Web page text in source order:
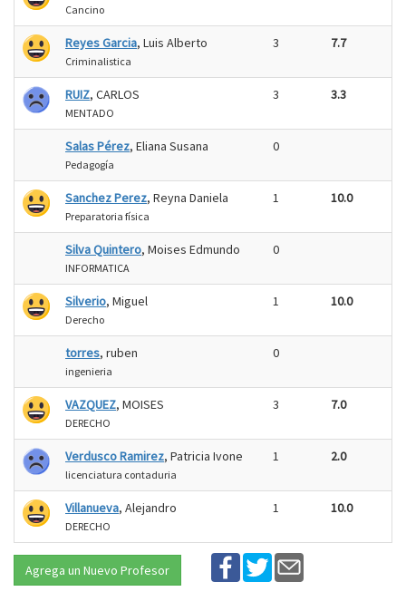
Cancino
Reyes Garcia, Luis Alberto
Criminalistica
3 7.7
RUIZ, CARLOS
MENTADO
3 3.3
Salas Pérez, Eliana Susana
Pedagogía
0
Sanchez Perez, Reyna Daniela
Preparatoria física
1 10.0
Silva Quintero, Moises Edmundo
INFORMATICA
0
Silverio, Miguel
Derecho
1 10.0
torres, ruben
ingenieria
0
VAZQUEZ, MOISES
DERECHO
3 7.0
Verdusco Ramirez, Patricia Ivone
licenciatura contaduria
1 2.0
Villanueva, Alejandro
DERECHO
1 10.0
Agrega un Nuevo Profesor